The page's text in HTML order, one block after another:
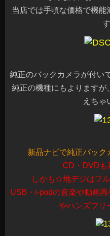
当店では手頃な価格で機能
純正のバックカメラが付い
純正の機種にもよりますが
えちゃ
新品ナビで純正バッ
CD・DVDも
しかも☆地デジはフ
USB・i-podの音楽や動画
やハンズフリ